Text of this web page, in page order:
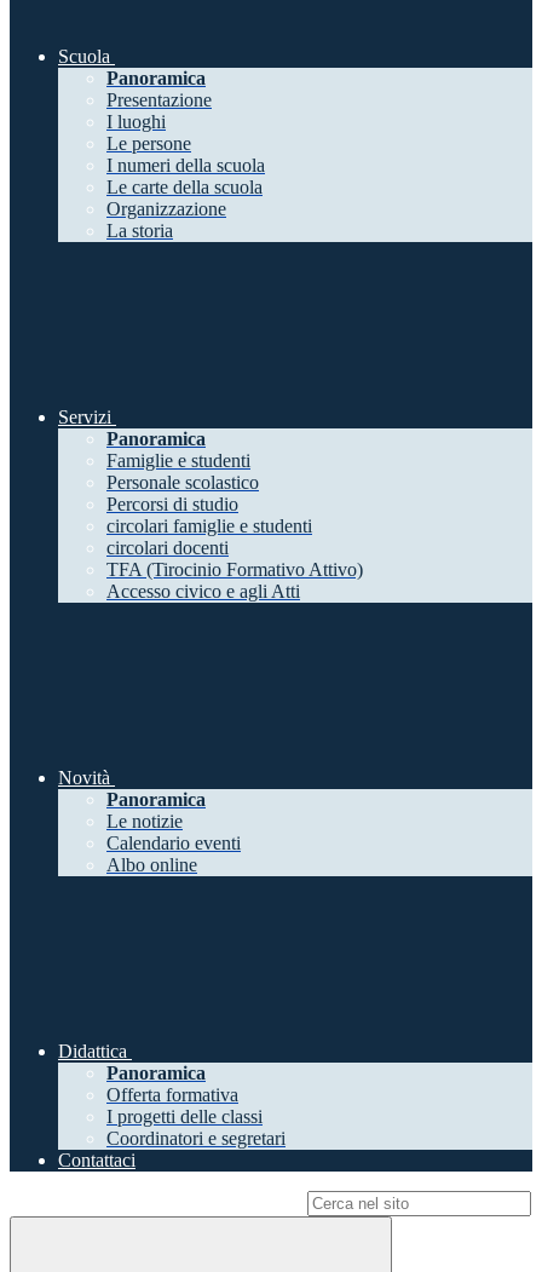
Scuola
Panoramica
Presentazione
I luoghi
Le persone
I numeri della scuola
Le carte della scuola
Organizzazione
La storia
Servizi
Panoramica
Famiglie e studenti
Personale scolastico
Percorsi di studio
circolari famiglie e studenti
circolari docenti
TFA (Tirocinio Formativo Attivo)
Accesso civico e agli Atti
Novità
Panoramica
Le notizie
Calendario eventi
Albo online
Didattica
Panoramica
Offerta formativa
I progetti delle classi
Coordinatori e segretari
Contattaci